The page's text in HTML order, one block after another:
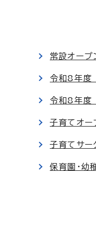
常設オープ
令和8年度
令和8年
子育てオー
子育てサー
保育園・幼